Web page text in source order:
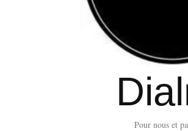
Pour nous et